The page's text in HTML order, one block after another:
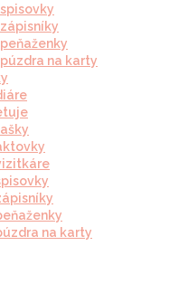
na karty
na karty